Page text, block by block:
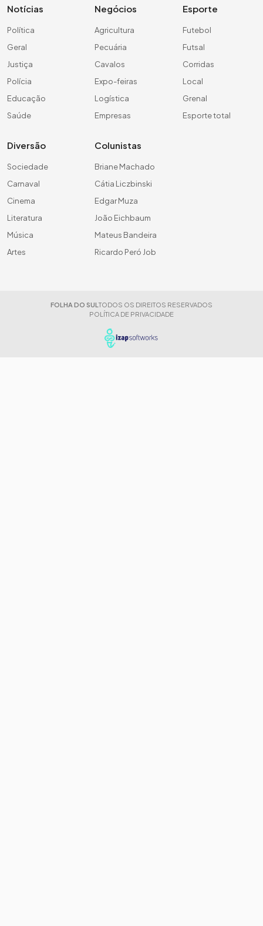
Notícias
Política
Geral
Justiça
Polícia
Educação
Saúde
Negócios
Agricultura
Pecuária
Cavalos
Expo-feiras
Logística
Empresas
Esporte
Futebol
Futsal
Corridas
Local
Grenal
Esporte total
Diversão
Sociedade
Carnaval
Cinema
Literatura
Música
Artes
Colunistas
Briane Machado
Cátia Liczbinski
Edgar Muza
João Eichbaum
Mateus Bandeira
Ricardo Peró Job
FOLHA DO SUL TODOS OS DIREITOS RESERVADOS
POLÍTICA DE PRIVACIDADE